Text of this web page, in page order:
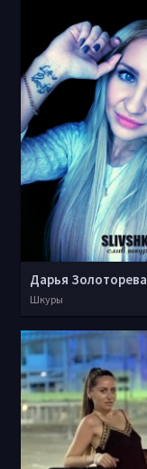
Дарья Золоторева
Шкуры